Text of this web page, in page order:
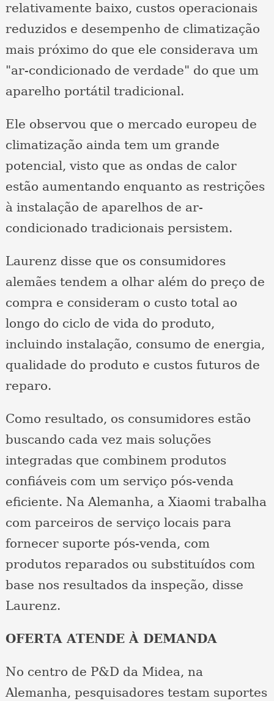
relativamente baixo, custos operacionais
reduzidos e desempenho de climatização
mais próximo do que ele considerava um
"ar-condicionado de verdade" do que um
aparelho portátil tradicional.
Ele observou que o mercado europeu de
climatização ainda tem um grande
potencial, visto que as ondas de calor
estão aumentando enquanto as restrições
à instalação de aparelhos de ar-
condicionado tradicionais persistem.
Laurenz disse que os consumidores
alemães tendem a olhar além do preço de
compra e consideram o custo total ao
longo do ciclo de vida do produto,
incluindo instalação, consumo de energia,
qualidade do produto e custos futuros de
reparo.
Como resultado, os consumidores estão
buscando cada vez mais soluções
integradas que combinem produtos
confiáveis ​​com um serviço pós-venda
eficiente. Na Alemanha, a Xiaomi trabalha
com parceiros de serviço locais para
fornecer suporte pós-venda, com
produtos reparados ou substituídos com
base nos resultados da inspeção, disse
Laurenz.
OFERTA ATENDE À DEMANDA
No centro de P&D da Midea, na
Alemanha, pesquisadores testam suportes